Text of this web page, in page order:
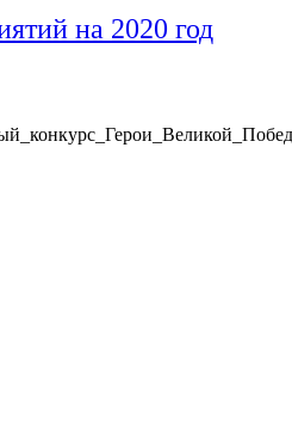
на 2020 год